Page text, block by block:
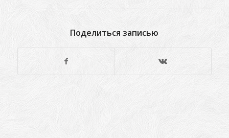
Поделиться записью